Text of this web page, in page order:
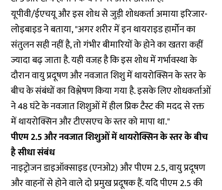
यूपीवी/ईएचयू और इस शोध से जुड़ी शोधकर्ता अमाया इरिजार-
लोइबाइड ने बताया, "अगर शरीर में इन थायराइड हार्मोन का
संतुलन सही नहीं है, तो गंभीर बीमारियों के होने का खतरा कहीं
ज्यादा बढ़ जाता है. यही वजह है कि इस शोध में गर्भावस्था के
दौरान वायु प्रदूषण और नवजात शिशु में थायरोक्सिन के स्तर के
बीच के संबंधों का विश्लेषण किया गया है. इसके लिए शोधकर्ताओं
ने 48 घंटे के नवजात शिशुओं में हील प्रिक टैस्ट की मदद से रक्त
में थायरोक्सिन और टीएसएच के स्तर को मापा था."
पीएम 2.5 और नवजात शिशुओं में थायरोक्सिन के स्तर के बीच
है सीधा संबंध
नाइट्रोजन डाइऑक्साइड (एनओ2) और पीएम 2.5, वायु प्रदूषण
और वाहनों से होने वाले दो प्रमुख प्रदूषक हैं. यदि पीएम 2.5 की